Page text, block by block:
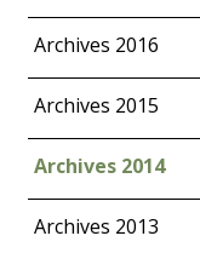
Archives 2016
Archives 2015
Archives 2014
Archives 2013